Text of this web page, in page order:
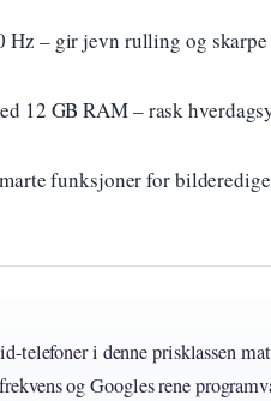
Hz – gir jevn rulling og
12 GB RAM – rask
funksjoner for
telefoner i denne prisklassen
og Googles rene